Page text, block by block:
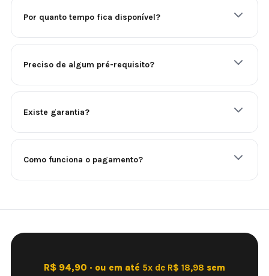
Por quanto tempo fica disponível?
Preciso de algum pré-requisito?
Existe garantia?
Como funciona o pagamento?
R$ 94,90 · ou em até 5x de R$ 18,98 sem